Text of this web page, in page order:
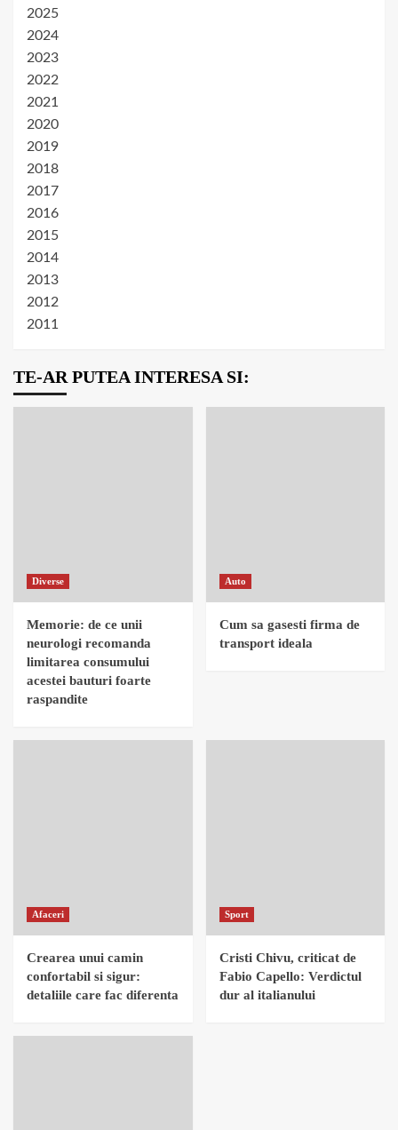
2025
2024
2023
2022
2021
2020
2019
2018
2017
2016
2015
2014
2013
2012
2011
TE-AR PUTEA INTERESA SI:
Diverse
Memorie: de ce unii
neurologi recomanda
limitarea consumului
acestei bauturi foarte
raspandite
Auto
Cum sa gasesti firma de
transport ideala
Afaceri
Crearea unui camin
confortabil si sigur:
detaliile care fac diferenta
Sport
Cristi Chivu, criticat de
Fabio Capello: Verdictul
dur al italianului